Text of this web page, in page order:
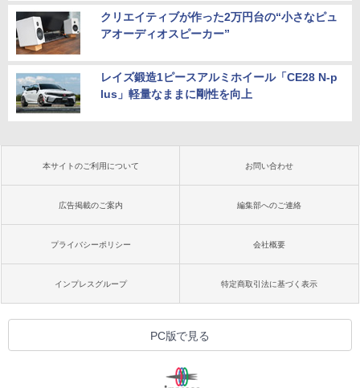
クリエイティブが作った2万円台の“小さなピュ
アオーディオスピーカー”
レイズ鍛造1ピースアルミホイール「CE28 N-p
lus」軽量なままに剛性を向上
本サイトのご利用について お問い合わせ
広告掲載のご案内 編集部へのご連絡
プライバシーポリシー 会社概要
インプレスグループ 特定商取引法に基づく表示
PC版で見る